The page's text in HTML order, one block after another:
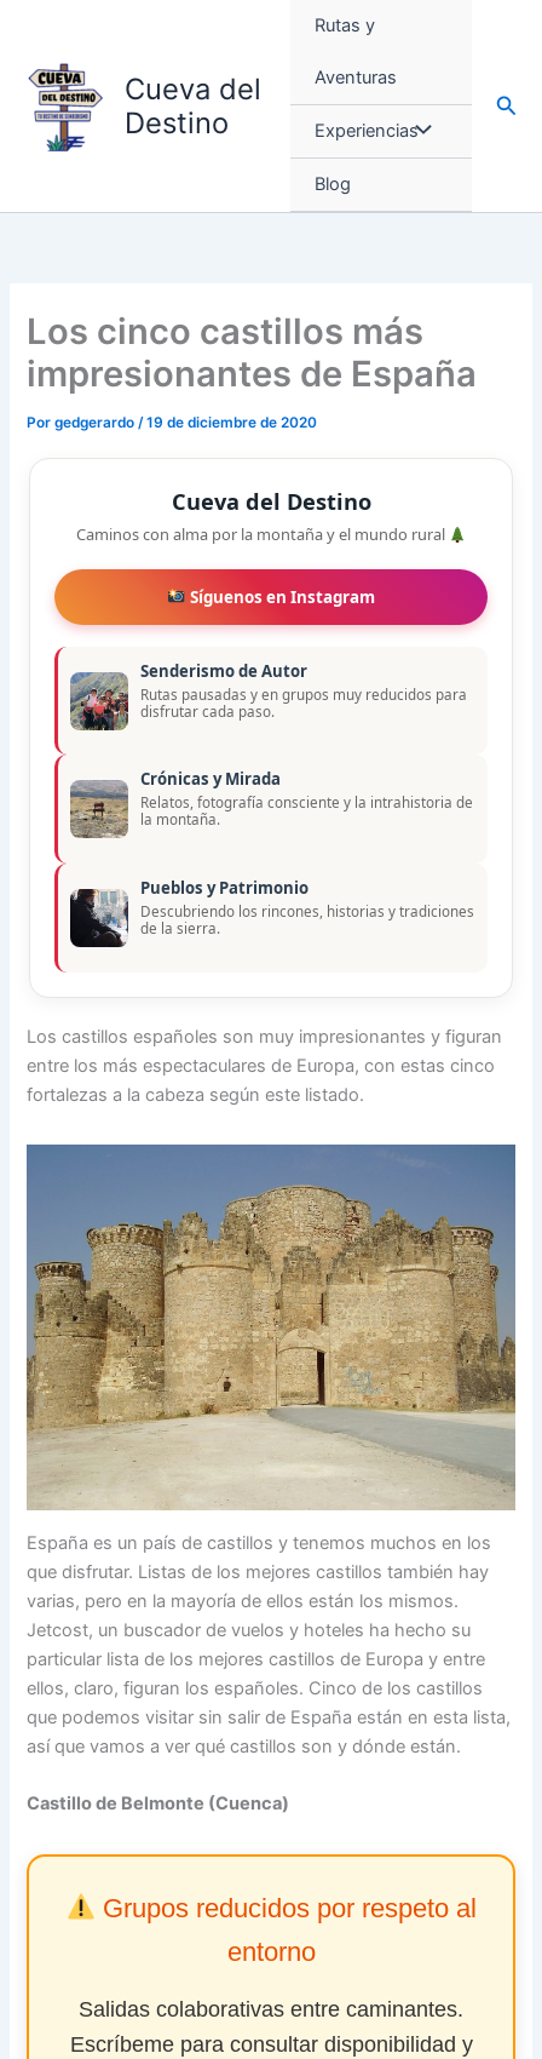
contenido
Cueva del
Destino
Rutas y
Aventuras
Experiencias
Blog
Los cinco castillos más
impresionantes de España
Porgedgerardo/19 de diciembre de 2020
Cueva del Destino
Caminos con alma por la montaña y el mundo rural
Síguenos en Instagram
Senderismo de Autor
Rutas pausadas y en grupos muy reducidos para
disfrutar cada paso.
Crónicas y Mirada
Relatos, fotografía consciente y la intrahistoria de
la montaña.
Pueblos y Patrimonio
Descubriendo los rincones, historias y tradiciones
de la sierra.
Los castillos españoles son muy impresionantes y figuran
entre los más espectaculares de Europa, con estas cinco
fortalezas a la cabeza según este listado.
España es un país de castillos y tenemos muchos en los
que disfrutar. Listas de los mejores castillos también hay
varias, pero en la mayoría de ellos están los mismos.
Jetcost, un buscador de vuelos y hoteles ha hecho su
particular lista de los mejores castillos de Europa y entre
ellos, claro, figuran los españoles. Cinco de los castillos
que podemos visitar sin salir de España están en esta lista,
así que vamos a ver qué castillos son y dónde están.
Castillo de Belmonte (Cuenca)
Grupos reducidos por respeto al
entorno
Salidas colaborativas entre caminantes.
Escríbeme para consultar disponibilidad y